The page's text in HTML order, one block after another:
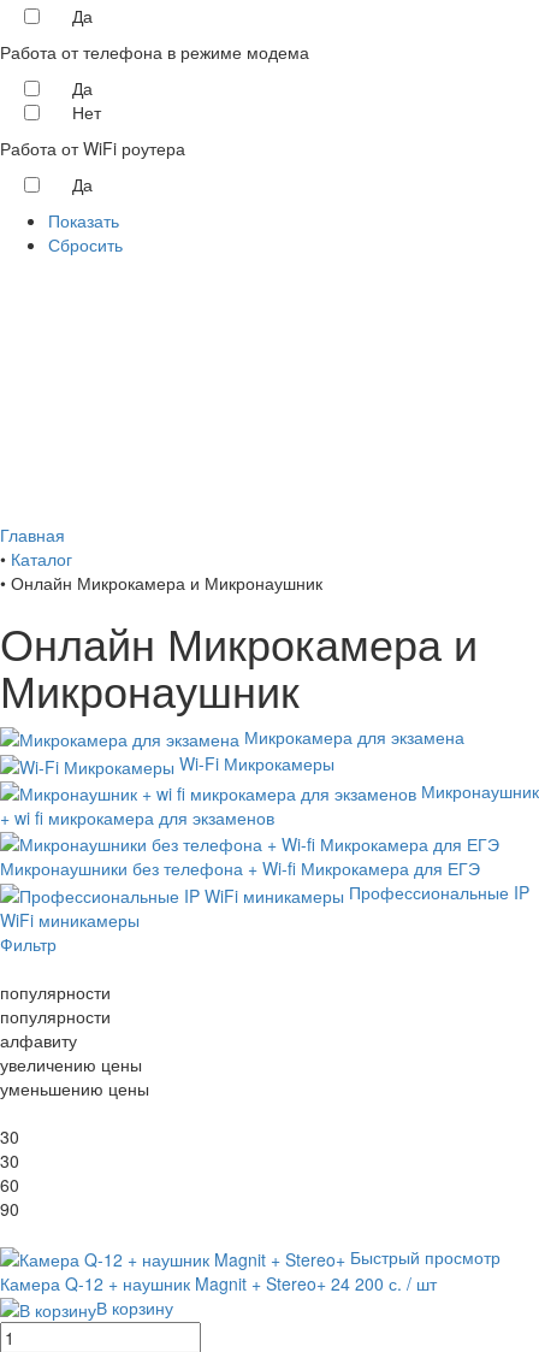
Да
Работа от телефона в режиме модема
Да
Нет
Работа от WiFi роутера
Да
Показать
Сбросить
Главная
• Каталог
• Онлайн Микрокамера и Микронаушник
Онлайн Микрокамера и
Микронаушник
Микрокамера для экзамена
Wi-Fi Микрокамеры
Микронаушник
+ wi fi микрокамера для экзаменов
Микронаушники без телефона + Wi-fi Микрокамера для ЕГЭ
Профессиональные IP
WiFi миникамеры
Фильтр
популярности
популярности
алфавиту
увеличению цены
уменьшению цены
30
30
60
90
Быстрый просмотр
Камера Q-12 + наушник Magnit + Stereo+ 24 200 с. / шт
В корзину